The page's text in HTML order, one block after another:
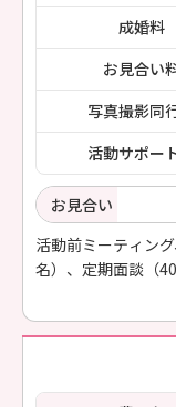
成婚料
お見合い
写真撮影同
活動サポー
お見合い
活動前ミーティン
名）、定期面談（